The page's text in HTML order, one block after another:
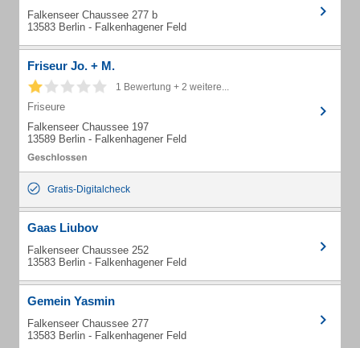
Falkenseer Chaussee 277 b
13583 Berlin - Falkenhagener Feld
Friseur Jo. + M.
1 Bewertung + 2 weitere...
Friseure
Falkenseer Chaussee 197
13589 Berlin - Falkenhagener Feld
Gratis-Digitalcheck
Gaas Liubov
Falkenseer Chaussee 252
13583 Berlin - Falkenhagener Feld
Gemein Yasmin
Falkenseer Chaussee 277
13583 Berlin - Falkenhagener Feld